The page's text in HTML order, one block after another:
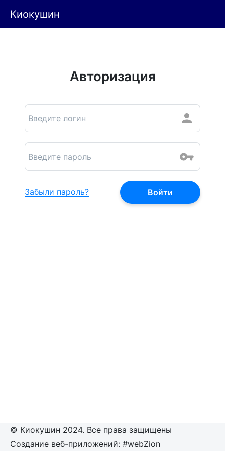
Киокушин
Авторизация
Забыли пароль?
© Киокушин 2024. Все права защищены
Создание веб-приложений: #webZion